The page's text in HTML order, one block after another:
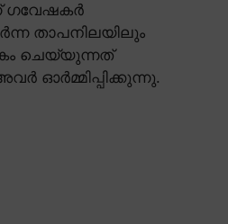
ഗവേഷകർ
താപനിലയിലും
ചെയ്യുന്നത്
ഓർമ്മിപ്പിക്കുന്നു.